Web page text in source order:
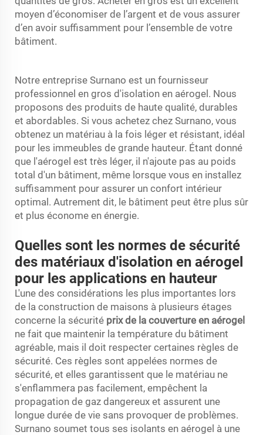
moyen d’économiser de l’argent et de vous assurer
d’en avoir suffisamment pour l’ensemble de votre
bâtiment.
Notre entreprise Surnano est un fournisseur
professionnel en gros d'isolation en aérogel. Nous
proposons des produits de haute qualité, durables
et abordables. Si vous achetez chez Surnano, vous
obtenez un matériau à la fois léger et résistant, idéal
pour les immeubles de grande hauteur. Étant donné
que l'aérogel est très léger, il n'ajoute pas au poids
total d'un bâtiment, même lorsque vous en installez
suffisamment pour assurer un confort intérieur
optimal. Autrement dit, le bâtiment peut être plus sûr
et plus économe en énergie.
Quelles sont les normes de sécurité
des matériaux d'isolation en aérogel
pour les applications en hauteur
L'une des considérations les plus importantes lors
de la construction de maisons à plusieurs étages
concerne la sécurité prix de la couverture en aérogel
ne fait que maintenir la température du bâtiment
agréable, mais il doit respecter certaines règles de
sécurité. Ces règles sont appelées normes de
sécurité, et elles garantissent que le matériau ne
s'enflammera pas facilement, empêchent la
propagation de gaz dangereux et assurent une
longue durée de vie sans provoquer de problèmes.
Surnano soumet tous ses isolants en aérogel à une